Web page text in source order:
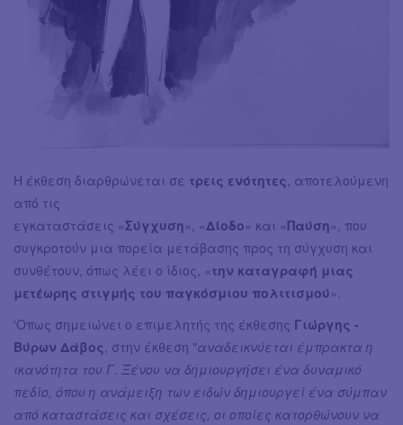
Η έκθεση διαρθρώνεται σε τρεις ενότητες, αποτελούμενη
από τις
εγκαταστάσεις «Σύγχυση», «Δίοδο» και «Παύση», που
συγκροτούν μια πορεία μετάβασης προς τη σύγχυση και
συνθέτουν, όπως λέει ο ίδιος, «την καταγραφή μιας
μετέωρης στιγμής του παγκόσμιου πολιτισμού».
'Οπως σημειώνει ο επιμελητής της έκθεσης Γιώργης -
Βύρων Δάβος, στην έκθεση "αναδεικνύεται έμπρακτα η
ικανότητα του Γ. Ξένου να δημιουργήσει ένα δυναμικό
πεδίο, όπου η ανάμειξη των ειδών δημιουργεί ένα σύμπαν
από καταστάσεις και σχέσεις, οι οποίες κατορθώνουν να